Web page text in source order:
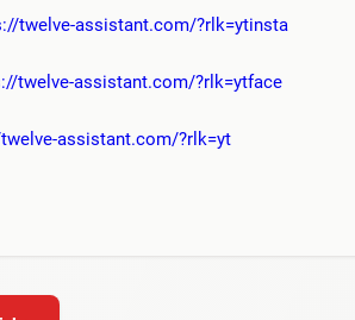
twelve-assistant.com/?rlk=ytinsta
twelve-assistant.com/?rlk=ytface
assistant.com/?rlk=yt